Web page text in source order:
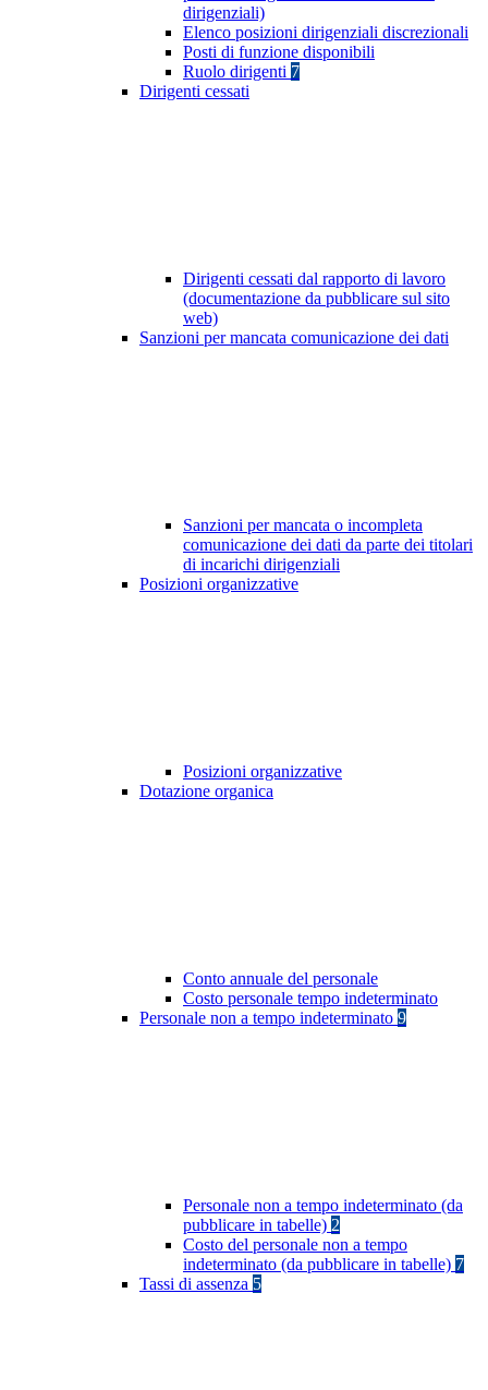
dirigenziali)
Elenco posizioni dirigenziali discrezionali
Posti di funzione disponibili
Ruolo dirigenti 7
Dirigenti cessati
Dirigenti cessati dal rapporto di lavoro
(documentazione da pubblicare sul sito
web)
Sanzioni per mancata comunicazione dei dati
Sanzioni per mancata o incompleta
comunicazione dei dati da parte dei titolari
di incarichi dirigenziali
Posizioni organizzative
Posizioni organizzative
Dotazione organica
Conto annuale del personale
Costo personale tempo indeterminato
Personale non a tempo indeterminato 9
Personale non a tempo indeterminato (da
pubblicare in tabelle) 2
Costo del personale non a tempo
indeterminato (da pubblicare in tabelle) 7
Tassi di assenza 5